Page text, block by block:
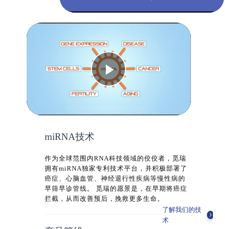
Video
Play
Video
miRNA技术
作为全球范围内RNA科技领域的佼佼者，觅瑞
拥有miRNA独家专利技术平台，并积极部署了
癌症、心脑血管、神经退行性疾病等慢性病的
早筛早诊管线。 觅瑞的愿景是，在早期将癌症
拦截，从而改善预后，挽救更多生命。
了解我们的技
术